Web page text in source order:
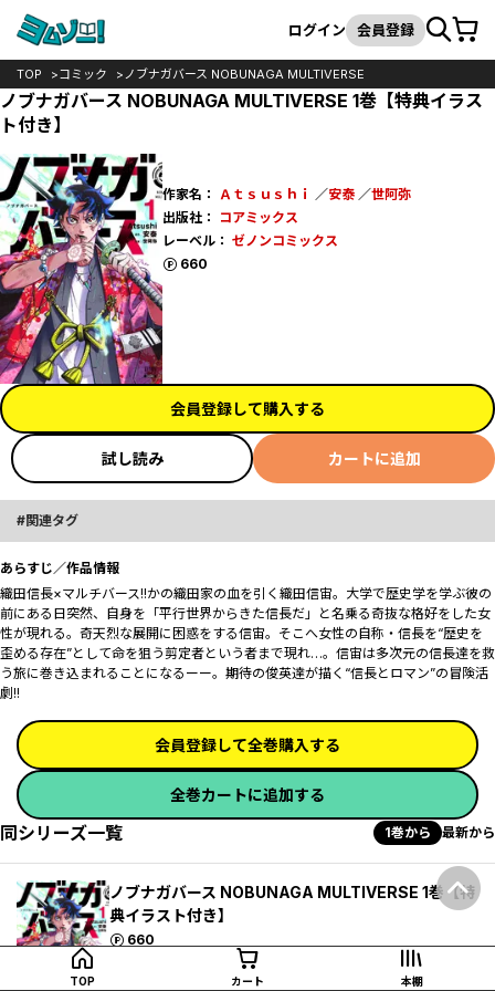
検索
ログイン 会員登録カート
TOP コミック ノブナガバース NOBUNAGA MULTIVERSE
ノブナガバース NOBUNAGA MULTIVERSE 1巻【特典イラス
ト付き】
作家名： Ａｔｓｕｓｈｉ ／安泰／世阿弥
出版社：
コアミックス
レーベル： ゼノンコミックス
660
ポイント
会員登録して購入する
試し読み カートに追加
関連タグ
あらすじ／作品情報
織田信長×マルチバース!!かの織田家の血を引く織田信宙。大学で歴史学を学ぶ彼の
前にある日突然、自身を「平行世界からきた信長だ」と名乗る奇抜な格好をした女
性が現れる。奇天烈な展開に困惑をする信宙。そこへ女性の自称・信長を“歴史を
歪める存在”として命を狙う剪定者という者まで現れ…。信宙は多次元の信長達を救
う旅に巻き込まれることになるーー。期待の俊英達が描く“信長とロマン”の冒険活
劇!!
会員登録して全巻購入する
全巻カートに追加する
同シリーズ一覧 1巻から 最新から
ノブナガバース NOBUNAGA MULTIVERSE 1巻【特
典イラスト付き】
660
ポイント
TOP カート 本棚